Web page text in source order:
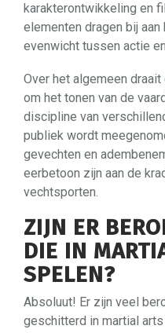
karakterontwikkeling en
elementen dragen bij aan
evenwicht tussen actie
Over het algemeen
om het tonen van de
discipline van
publiek wordt
gevechten en
eerbetoon zijn aan de
vechtsporten.
ZIJN ER
DIE IN
SPELEN?
Absoluut! Er zijn veel
geschitterd in martial